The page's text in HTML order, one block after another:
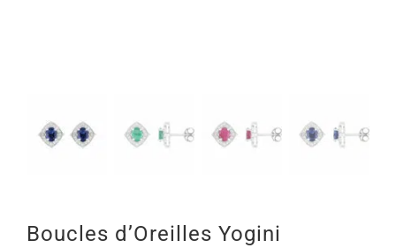
Boucles d’Oreilles Yogini